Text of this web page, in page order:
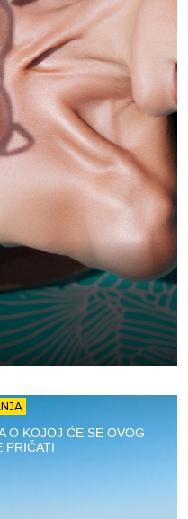
O KOJOJ ĆE SE OVOG
PRIČATI